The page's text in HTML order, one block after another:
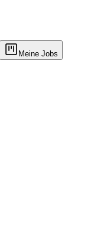
Meine Jobs